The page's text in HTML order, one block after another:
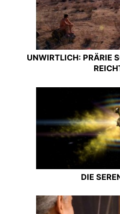
UNWIRTLICH: PRÄRIE
DIE